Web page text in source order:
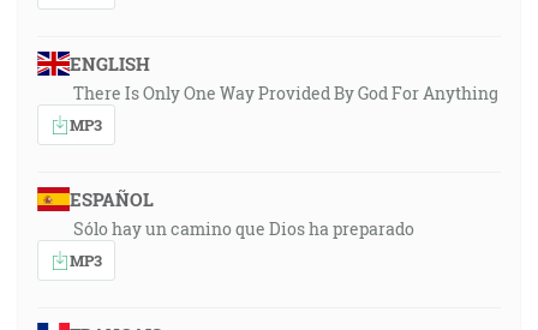
ENGLISH
There Is Only One Way Provided By God For Anything
MP3
ESPAÑOL
Sólo hay un camino que Dios ha preparado
MP3